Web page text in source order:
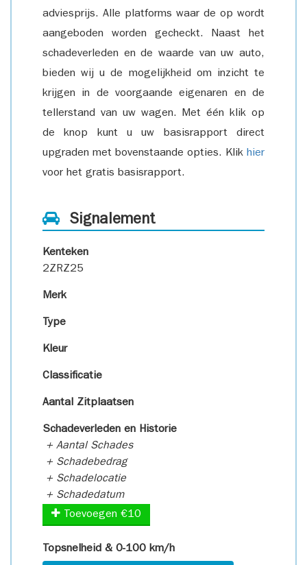
adviesprijs. Alle platforms waar de op wordt
aangeboden worden gecheckt. Naast het
schadeverleden en de waarde van uw auto,
bieden wij u de mogelijkheid om inzicht te
krijgen in de voorgaande eigenaren en de
tellerstand van uw wagen. Met één klik op
de knop kunt u uw basisrapport direct
upgraden met bovenstaande opties. Klik hier
voor het gratis basisrapport.
Signalement
Kenteken
2ZRZ25
Merk
Type
Kleur
Classificatie
Aantal Zitplaatsen
Schadeverleden en Historie
+ Aantal Schades
+ Schadebedrag
+ Schadelocatie
+ Schadedatum
Toevoegen €10
Topsnelheid & 0-100 km/h